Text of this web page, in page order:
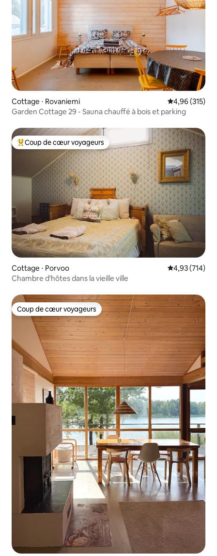
Cottage ⋅ Rovaniemi Évaluation
4,96 (315)
Garden Cottage 29 - Sauna chauffé à bois et parking
Coups de cœur voyageurs les plus appréciés
Coup de cœur voyageurs
Cottage ⋅ Porvoo Évaluation
4,93 (714)
Chambre d'hôtes dans la vieille ville
Coup de cœur voyageurs
Coup de cœur voyageurs